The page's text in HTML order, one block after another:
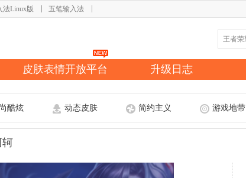
法Linux版 五笔输入法
皮肤表情开放平台 升级日志
酷炫 动态皮肤 简约主义 游戏地带
轲